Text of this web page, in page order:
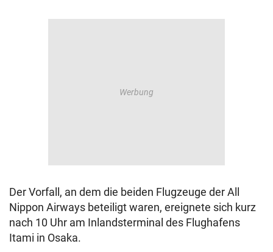
Der Vorfall, an dem die beiden Flugzeuge der All
Nippon Airways beteiligt waren, ereignete sich kurz
nach 10 Uhr am Inlandsterminal des Flughafens
Itami in Osaka.